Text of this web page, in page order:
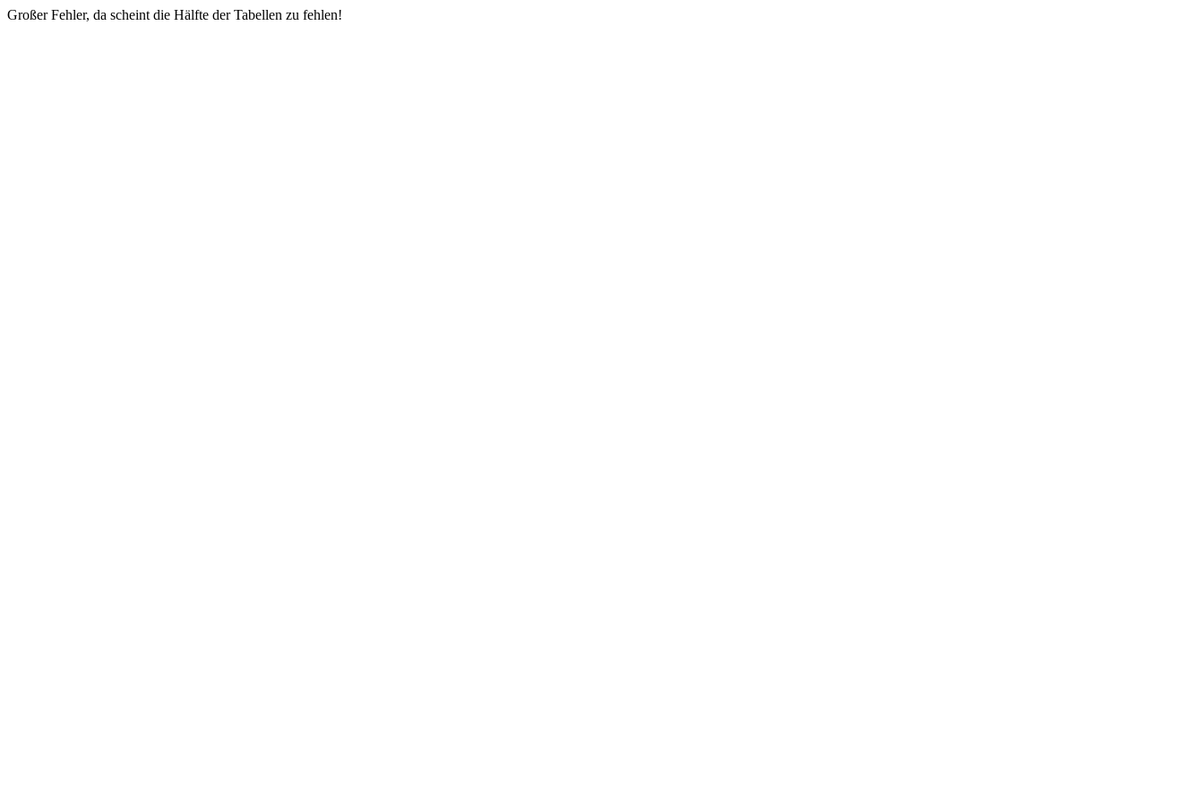
Großer Fehler, da scheint die Hälfte der Tabellen zu fehlen!